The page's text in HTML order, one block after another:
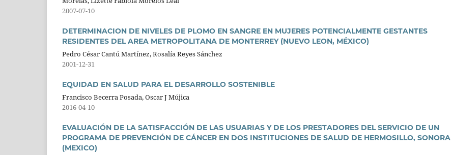
2007-07-10
DETERMINACION DE NIVELES DE PLOMO EN SANGRE EN MUJERES POTENCIALMENTE GESTANTES
RESIDENTES DEL AREA METROPOLITANA DE MONTERREY (NUEVO LEON, MÉXICO)
Pedro César Cantú Martínez, Rosalía Reyes Sánchez
2001-12-31
EQUIDAD EN SALUD PARA EL DESARROLLO SOSTENIBLE
Francisco Becerra Posada, Oscar J Mújica
2016-04-10
EVALUACIÓN DE LA SATISFACCIÓN DE LAS USUARIAS Y DE LOS PRESTADORES DEL SERVICIO DE UN
PROGRAMA DE PREVENCIÓN DE CÁNCER EN DOS INSTITUCIONES DE SALUD DE HERMOSILLO, SONORA
(MEXICO)